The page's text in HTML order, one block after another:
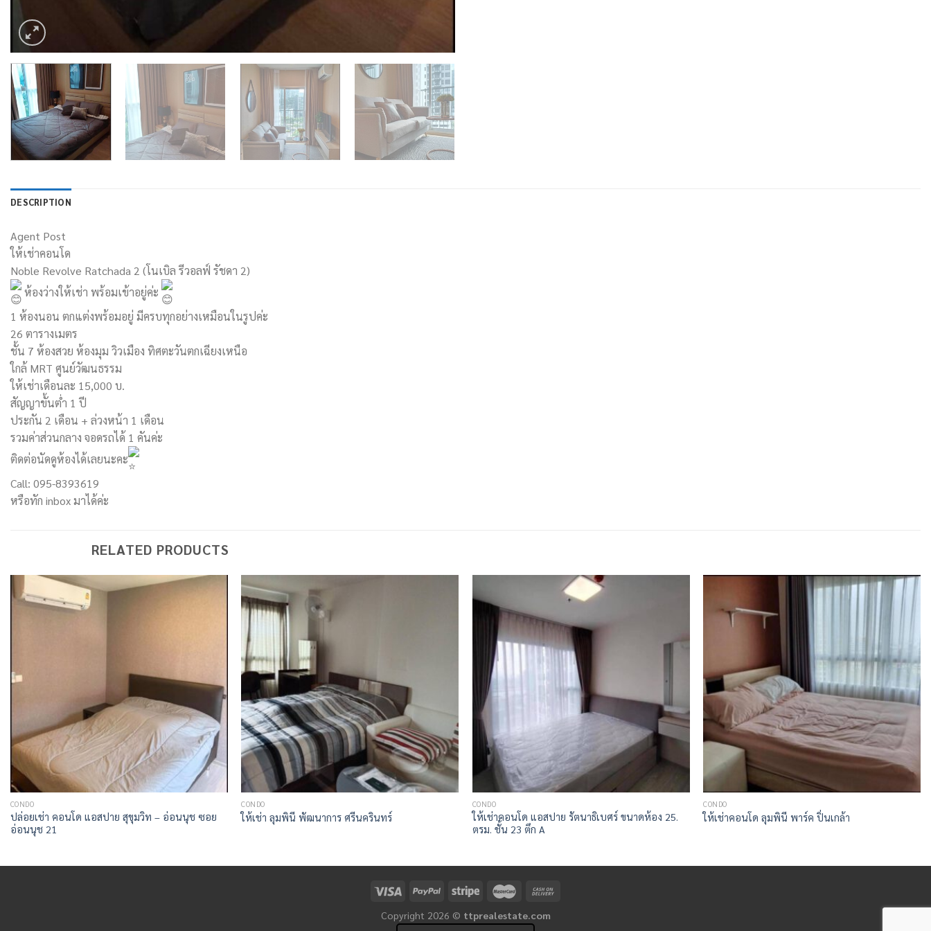
DESCRIPTION
Agent Post
ให้เช่าคอนโด
Noble Revolve Ratchada 2 (โนเบิล รีวอลฟ์ รัชดา 2)
ห้องว่างให้เช่า พร้อมเข้าอยู่ค่ะ
1 ห้องนอน ตกแต่งพร้อมอยู่ มีครบทุกอย่างเหมือนในรูปค่ะ
26 ตารางเมตร
ชั้น 7 ห้องสวย ห้องมุม วิวเมือง ทิศตะวันตกเฉียงเหนือ
ใกล้ MRT ศูนย์วัฒนธรรม
ให้เช่าเดือนละ 15,000 บ.
สัญญาขั้นต่ำ 1 ปี
ประกัน 2 เดือน + ล่วงหน้า 1 เดือน
รวมค่าส่วนกลาง จอดรถได้ 1 คันค่ะ
ติดต่อนัดดูห้องได้เลยนะคะ
Call: 095-8393619
หรือทัก inbox มาได้ค่ะ
RELATED PRODUCTS
CONDO
ปล่อยเช่า คอนโด แอสปาย สุขุมวิท – อ่อนนุช ซอย
อ่อนนุช 21
CONDO
ให้เช่า ลุมพินี พัฒนาการ ศรีนครินทร์
CONDO
ให้เช่าคอนโด แอสปาย รัตนาธิเบศร์ ขนาดห้อง 25.
ตรม. ชั้น 23 ตึก A
CONDO
ให้เช่าคอนโด ลุมพินี พาร์ค ปิ่นเกล้า
Copyright 2026 © ttprealestate.com